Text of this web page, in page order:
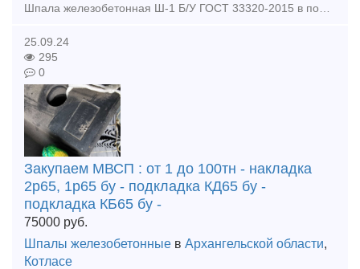
Шпала железобетонная Ш-1 Б/У ГОСТ 33320-2015 в полной комплектации: 1) подкладка КБ-65, КБ50 б/у, 2) болт закладной в сборе новый, 3) болт клеммный в сборе б/у, 4) прокладка ЦП-328 новая, 5)
25.09.24
295
0
Закупаем МВСП : от 1 до 100тн - накладка
2р65, 1р65 бу - подкладка КД65 бу -
подкладка КБ65 бу -
75000 руб.
Шпалы железобетонные в Архангельской области,
Котласе